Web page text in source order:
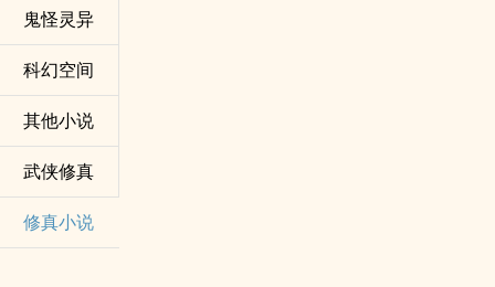
鬼怪灵异
科幻空间
其他小说
武侠修真
修真小说